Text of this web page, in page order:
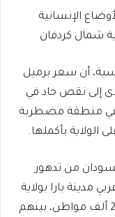
الإنسانية
شمال كردفان
أن سعر برميل
جنيه، ما أدى إلى نقص حاد في
في منطقة مضطربة
الولاية بأكملها.
من تدهور
مدينة بارا بولاية
شمال كردفان، مشيرة إلى أن أكثر من 200 ألف مواطن، بينهم